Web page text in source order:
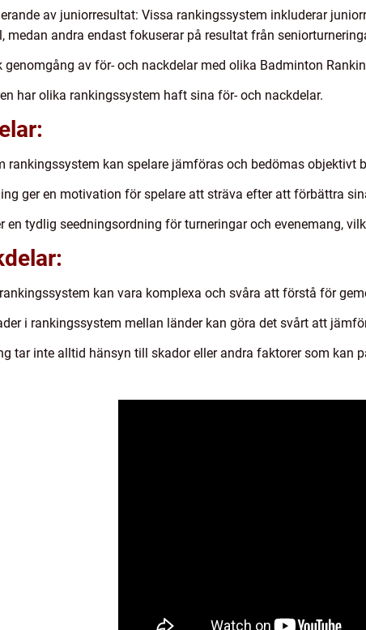
av juniorresultat: Vissa rankingssystem inkluderar
medan andra endast fokuserar på resultat från
genomgång av för- och nackdelar med olika Badminton
har olika rankingssystem haft sina för- och nackdelar.
rankingssystem kan spelare jämföras och bedömas objektivt
ger en motivation för spelare att sträva efter att förbättra
en tydlig seedningsordning för turneringar och evenemang,
kan vara komplexa och svåra att förstå för
i rankingssystem mellan länder kan göra det svårt att
tar inte alltid hänsyn till skador eller andra faktorer som kan